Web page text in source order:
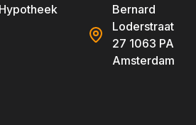
Hypotheek
Bernard
Loderstraat
27 1063 PA
Amsterdam